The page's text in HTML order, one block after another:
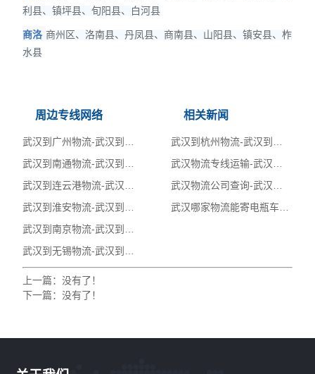
利县、镇坪县、旬阳县、白河县
商洛 商州区、洛南县、丹凤县、商南县、山阳县、镇安县、柞
水县
周边专线网络 相关新闻
上一篇：没有了！
下一篇：没有了！